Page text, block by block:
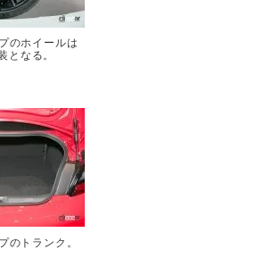
のホイールは
となる。
のトランク。